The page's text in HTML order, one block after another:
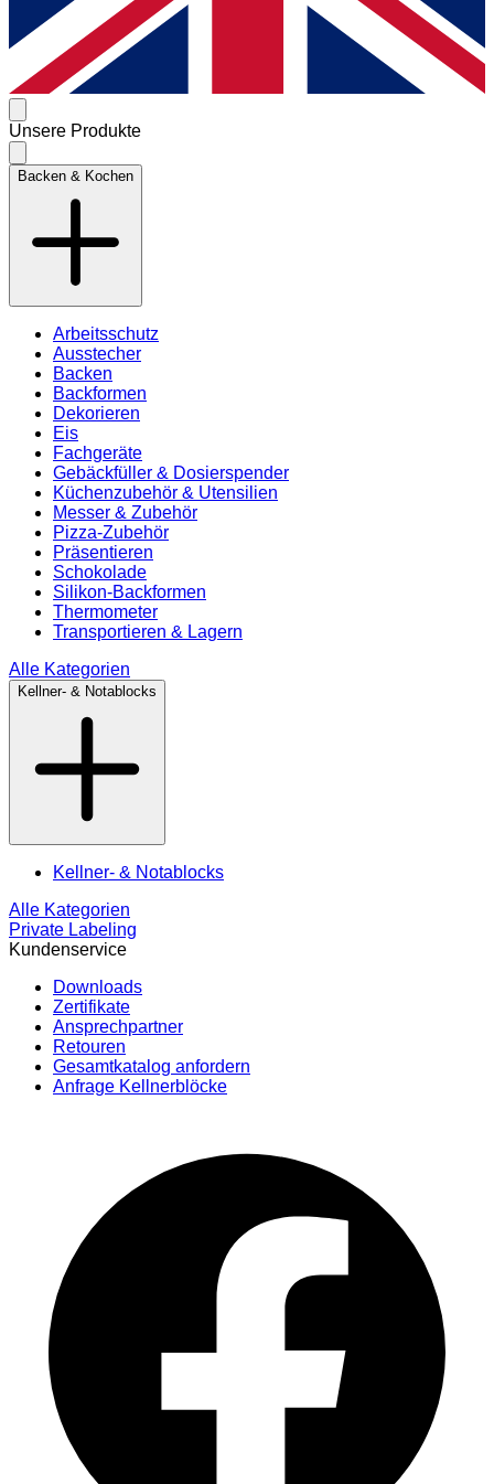
Unsere Produkte
Backen & Kochen
Arbeitsschutz
Ausstecher
Backen
Backformen
Dekorieren
Eis
Fachgeräte
Gebäckfüller & Dosierspender
Küchenzubehör & Utensilien
Messer & Zubehör
Pizza-Zubehör
Präsentieren
Schokolade
Silikon-Backformen
Thermometer
Transportieren & Lagern
Alle Kategorien
Kellner- & Notablocks
Kellner- & Notablocks
Alle Kategorien
Private Labeling
Kundenservice
Downloads
Zertifikate
Ansprechpartner
Retouren
Gesamtkatalog anfordern
Anfrage Kellnerblöcke